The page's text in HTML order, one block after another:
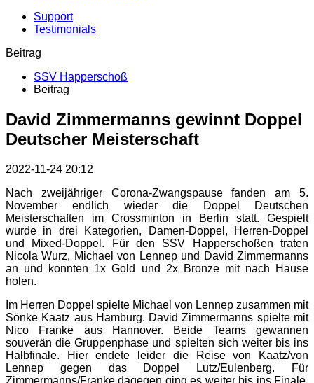
Support
Testimonials
Beitrag
SSV Happerschoß
Beitrag
David Zimmermanns gewinnt Doppel
Deutscher Meisterschaft
2022-11-24 20:12
Nach zweijähriger Corona-Zwangspause fanden am 5.
November endlich wieder die Doppel Deutschen
Meisterschaften im Crossminton in Berlin statt. Gespielt
wurde in drei Kategorien, Damen-Doppel, Herren-Doppel
und Mixed-Doppel. Für den SSV Happerschoßen traten
Nicola Wurz, Michael von Lennep und David Zimmermanns
an und konnten 1x Gold und 2x Bronze mit nach Hause
holen.
Im Herren Doppel spielte Michael von Lennep zusammen mit
Sönke Kaatz aus Hamburg. David Zimmermanns spielte mit
Nico Franke aus Hannover. Beide Teams gewannen
souverän die Gruppenphase und spielten sich weiter bis ins
Halbfinale. Hier endete leider die Reise von Kaatz/von
Lennep gegen das Doppel Lutz/Eulenberg. Für